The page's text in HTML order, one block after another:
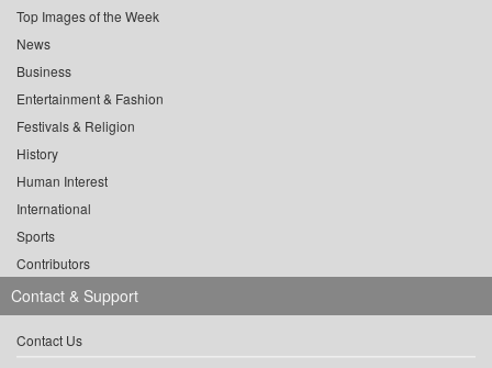
Top Images of the Week
News
Business
Entertainment & Fashion
Festivals & Religion
History
Human Interest
International
Sports
Contributors
Contact & Support
Contact Us